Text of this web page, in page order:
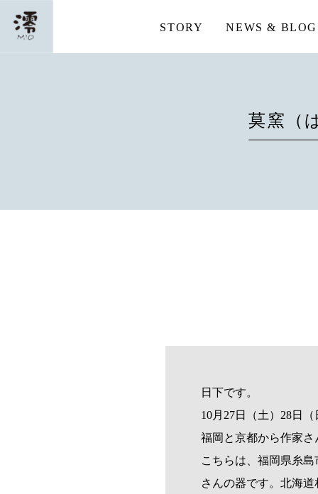
STORY NEWS & BLOG
莫窯（
日下です。
10月27日（土）28日
福岡と京都から作家
こちらは、福岡県糸
さんの器です。北海